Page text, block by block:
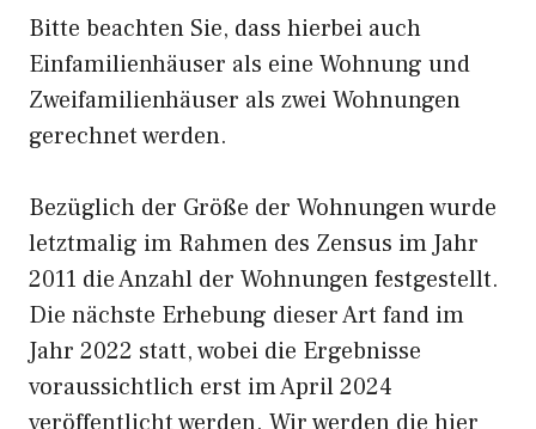
Bitte beachten Sie, dass hierbei auch
Einfamilienhäuser als eine Wohnung und
Zweifamilienhäuser als zwei Wohnungen
gerechnet werden.
Bezüglich der Größe der Wohnungen wurde
letztmalig im Rahmen des Zensus im Jahr
2011 die Anzahl der Wohnungen festgestellt.
Die nächste Erhebung dieser Art fand im
Jahr 2022 statt, wobei die Ergebnisse
voraussichtlich erst im April 2024